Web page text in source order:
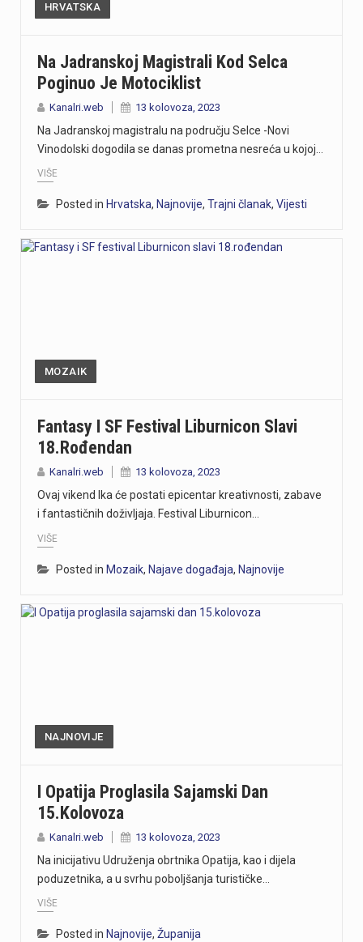
HRVATSKA
Na Jadranskoj Magistrali Kod Selca
Poginuo Je Motociklist
Kanalri.web 13 kolovoza, 2023
Na Jadranskoj magistralu na području Selce -Novi
Vinodolski dogodila se danas prometna nesreća u kojoj…
VIŠE
Posted in Hrvatska, Najnovije, Trajni članak, Vijesti
MOZAIK
Fantasy I SF Festival Liburnicon Slavi
18.rođendan
Kanalri.web 13 kolovoza, 2023
Ovaj vikend Ika će postati epicentar kreativnosti, zabave
i fantastičnih doživljaja. Festival Liburnicon…
VIŠE
Posted in Mozaik, Najave događaja, Najnovije
NAJNOVIJE
I Opatija Proglasila Sajamski Dan
15.kolovoza
Kanalri.web 13 kolovoza, 2023
Na inicijativu Udruženja obrtnika Opatija, kao i dijela
poduzetnika, a u svrhu poboljšanja turističke…
VIŠE
Posted in Najnovije, Županija